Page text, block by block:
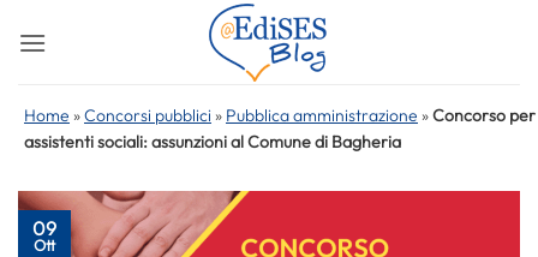
Home »Concorsi pubblici » Pubblica amministrazione »Concorso per
assistenti sociali: assunzioni al Comune di Bagheria
09
Ott